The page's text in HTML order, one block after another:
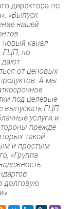
директора по
«Выпуск
нашей
новый канал
ГЦП, по
дают
от ценовых
А мы
под целевые
выпускать ГЦП
услуги и
прежде
такой
и простым
«Группа
долговую